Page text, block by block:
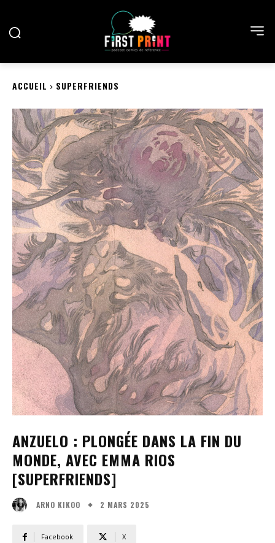
ACCUEIL SUPERFRIENDS
ANZUELO : PLONGÉE DANS LA FIN DU
MONDE, AVEC EMMA RIOS
[SUPERFRIENDS]
ARNO KIKOO 2 MARS 2025
Facebook X